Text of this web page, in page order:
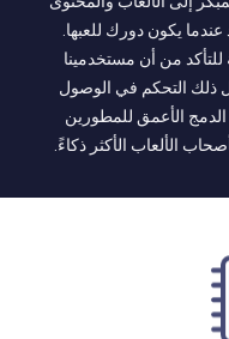
يكون دورك للعبها.
للتأكد من أن مستخدمينا
ذلك التحكم في الوصول
الأعمق للمطورين
الألعاب الأكثر ذكاءً.